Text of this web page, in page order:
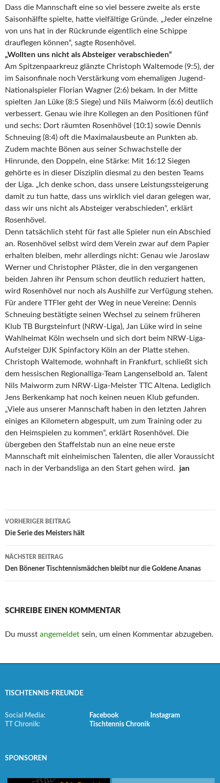
Dass die Mannschaft eine so viel bessere zweite als erste
Saisonhälfte spielte, hatte vielfältige Gründe. „Jeder einzelne
von uns hat in der Rückrunde eigentlich eine Schippe
drauflegen können“, sagte Rosenhövel.
„Wollten uns nicht als Absteiger verabschieden“
Am Spitzenpaarkreuz glänzte Christoph Waltemode (9:5), der
im Saisonfinale noch Verstärkung vom ehemaligen Jugend-
Nationalspieler Florian Wagner (2:6) bekam. In der Mitte
spielten Jan Lüke (8:5 Siege) und Nils Maiworm (6:6) deutlich
verbessert. Genau wie ihre Kollegen an den Positionen fünf
und sechs: Dort räumten Rosenhövel (10:1) sowie Dennis
Schneuing (8:4) oft die Maximalausbeute an Punkten ab.
Zudem machte Bönen aus seiner Schwachstelle der
Hinrunde, den Doppeln, eine Stärke: Mit 16:12 Siegen
gehörte es in dieser Disziplin diesmal zu den besten Teams
der Liga. „Ich denke schon, dass unsere Leistungssteigerung
damit zu tun hatte, dass uns wirklich viel daran gelegen war,
dass wir uns nicht als Absteiger verabschieden“, erklärt
Rosenhövel.
Denn tatsächlich steht für fast alle Spieler nun ein Abschied
an. Rosenhövel selbst wird dem Verein zwar auf dem Papier
erhalten bleiben, mehr allerdings nicht: Genau wie Jaroslaw
Werner und Christopher Pläster, die in den vergangenen
beiden Jahren ihr Pensum schon deutlich reduziert hatten,
wird Rosenhövel nur noch als Aushilfe zur Verfügung stehen.
Für andere TTFler geht der Weg in neue Vereine: Dennis
Schneuing bestätigte seinen Wechsel zu seinem früheren
Klub TB Burgsteinfurt (NRW-Liga), Jan Lüke wird in seine
Wahlheimat Köln wechseln und sich dort beim NRW-Liga-
Aufsteiger DJK Spinfactory Köln an der Platte stehen.
Christoph Waltemode, wohnhaft in Frankfurt, schließt sich
dem hessischen Regionalliga-Team Langenselbold an. Talent
Nils Maiworm zum NRW-Liga-Meister TTC Altena. Lediglich
Jens Berkenkamp hat noch keinen neuen Klub gefunden.
„Viele aus unserer Mannschaft haben in den letzten Jahren
einiges an Kilometern abgespult, um zum Training oder zu
den Heimspielen zu kommen“, erklärt Rosenhövel. Die
übergeben den Staffelstab nun an eine neue erste
Mannschaft mit einheimischen Talenten, die aller Voraussicht
nach in der Verbandsliga an den Start gehen wird. jan
Beitrags-
Navigation
VORHERIGER BEITRAG
Die Serie des Meisters hält
NÄCHSTER BEITRAG
Den Bönener Tischtennismädchen bleibt nur die Goldene Ananas
SCHREIBE EINEN KOMMENTAR
Du musst angemeldet sein, um einen Kommentar abzugeben.
TISCHTENNIS-FREUNDE
Social Media: Facebook
Instagram
TT Chronik:
Tischtennis Chronik
SPONSOREN